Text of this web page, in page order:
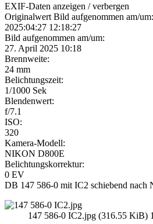
EXIF-Daten anzeigen / verbergen
Originalwert Bild aufgenommen am/um:
2025:04:27 12:18:27
Bild aufgenommen am/um:
27. April 2025 10:18
Brennweite:
24 mm
Belichtungszeit:
1/1000 Sek
Blendenwert:
f/7.1
ISO:
320
Kamera-Modell:
NIKON D800E
Belichtungskorrektur:
0 EV
DB 147 586-0 mit IC2 schiebend nach
147 586-0 IC2.jpg (316.55 KiB)